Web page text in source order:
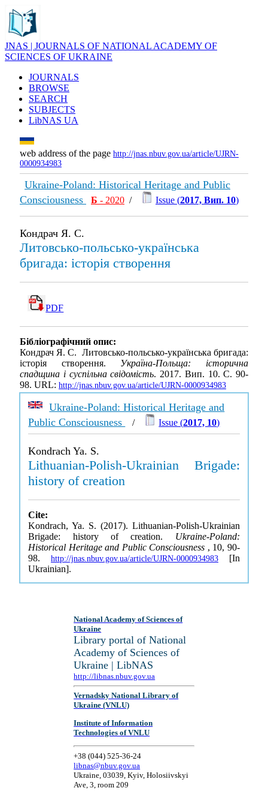
JNAS | JOURNALS OF NATIONAL ACADEMY OF
SCIENCES OF UKRAINE
JOURNALS
BROWSE
SEARCH
SUBJECTS
LibNAS UA
web address of the page http://jnas.nbuv.gov.ua/article/UJRN-
0000934983
Ukraine-Poland: Historical Heritage and Public
Consciousness
Б - 2020 / Issue (2017, Вип. 10)
Кондрач Я. С.
Литовсько-польсько-українська
бригада: історія створення
PDF
Бібліографічний опис:
Кондрач Я. С. Литовсько-польсько-українська бригада:
історія створення. Україна-Польща: історична
спадщина і суспільна свідомість. 2017. Вип. 10. С. 90-
98. URL: http://jnas.nbuv.gov.ua/article/UJRN-0000934983
Ukraine-Poland: Historical Heritage and
Public Consciousness
/ Issue (2017, 10)
Kondrach Ya. S.
Lithuanian-Polish-Ukrainian Brigade:
history of creation
Cite:
Kondrach, Ya. S. (2017). Lithuanian-Polish-Ukrainian
Brigade: history of creation. Ukraine-Poland:
Historical Heritage and Public Consciousness , 10, 90-
98. http://jnas.nbuv.gov.ua/article/UJRN-0000934983 [In
Ukrainian].
National Academy of Sciences of
Ukraine
Library portal of National
Academy of Sciences of
Ukraine | LibNAS
http://libnas.nbuv.gov.ua
Vernadsky National Library of
Ukraine (VNLU)
Institute of Information
Technologies of VNLU
+38 (044) 525-36-24
libnas@nbuv.gov.ua
Ukraine, 03039, Kyiv, Holosiivskyi
Ave, 3, room 209